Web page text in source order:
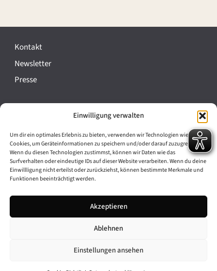
Einwilligung verwalten
Um dir ein optimales Erlebnis zu bieten, verwenden wir Technologien wie
Cookies, um Geräteinformationen zu speichern und/oder darauf zuzugreifen.
Wenn du diesen Technologien zustimmst, können wir Daten wie das
Surfverhalten oder eindeutige IDs auf dieser Website verarbeiten. Wenn du deine
Einwillligung nicht erteilst oder zurückziehst, können bestimmte Merkmale und
Funktionen beeinträchtigt werden.
Akzeptieren
Ablehnen
Einstellungen ansehen
e
a
n
t
l
t
u
g
-
Kontakt
Newsletter
Presse
Cookie-Richtlinie (EU)
Barrierefreiheit